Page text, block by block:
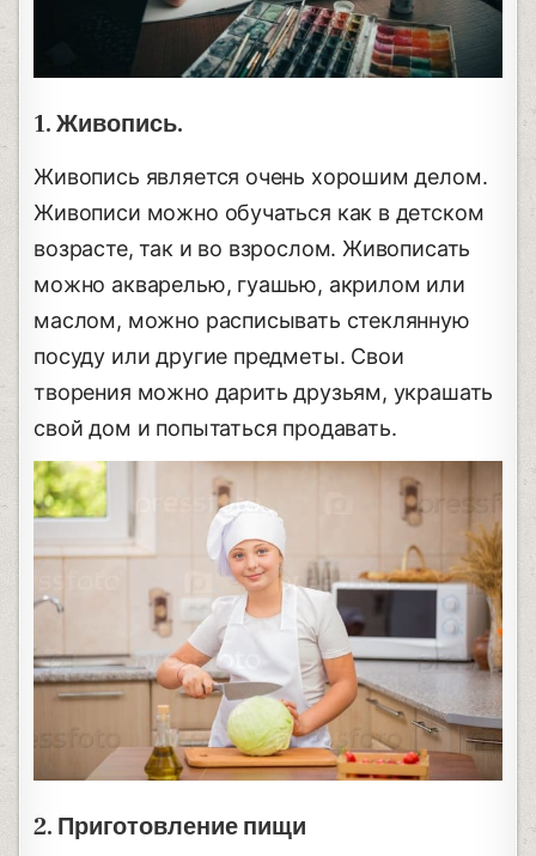
1. Живопись.
Живопись является очень хорошим делом.
Живописи можно обучаться как в детском
возрасте, так и во взрослом. Живописать
можно акварелью, гуашью, акрилом или
маслом, можно расписывать стеклянную
посуду или другие предметы. Свои
творения можно дарить друзьям, украшать
свой дом и попытаться продавать.
2. Приготовление пищи